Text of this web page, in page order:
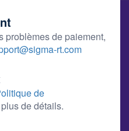
problèmes de paiement,
rt.com
de
de détails.